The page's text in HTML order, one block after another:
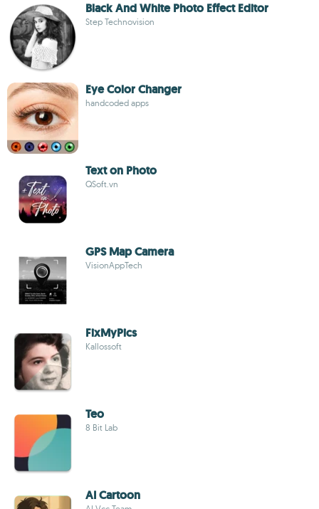
Black And White Photo Effect Editor
Step Technovision
Eye Color Changer
handcoded apps
Text on Photo
QSoft.vn
GPS Map Camera
VisionAppTech
FixMyPics
Kallossoft
Teo
8 Bit Lab
AI Cartoon